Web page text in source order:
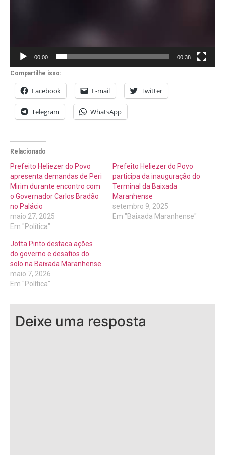
00:00 00:38
Compartilhe isso:
Facebook E-mail Twitter
Telegram WhatsApp
Relacionado
Prefeito Heliezer do Povo
apresenta demandas de Peri
Mirim durante encontro com
o Governador Carlos Bradão
no Palácio
maio 27, 2025
Em "Política"
Prefeito Heliezer do Povo
participa da inauguração do
Terminal da Baixada
Maranhense
setembro 9, 2025
Em "Baixada Maranhense"
Jotta Pinto destaca ações
do governo e desafios do
solo na Baixada Maranhense
maio 7, 2026
Em "Política"
Deixe uma resposta